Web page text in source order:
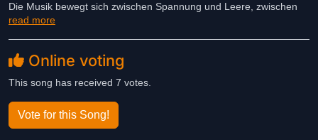
Die Musik bewegt sich zwischen Spannung und Leere, zwischen
Kontrolle und Zusammenbruch. Dieser Song ist ein emotionales
bleibt. Gesungen auf ukrainisch und englisch.
read more
Online voting
This song has received 7 votes.
Vote for this Song!